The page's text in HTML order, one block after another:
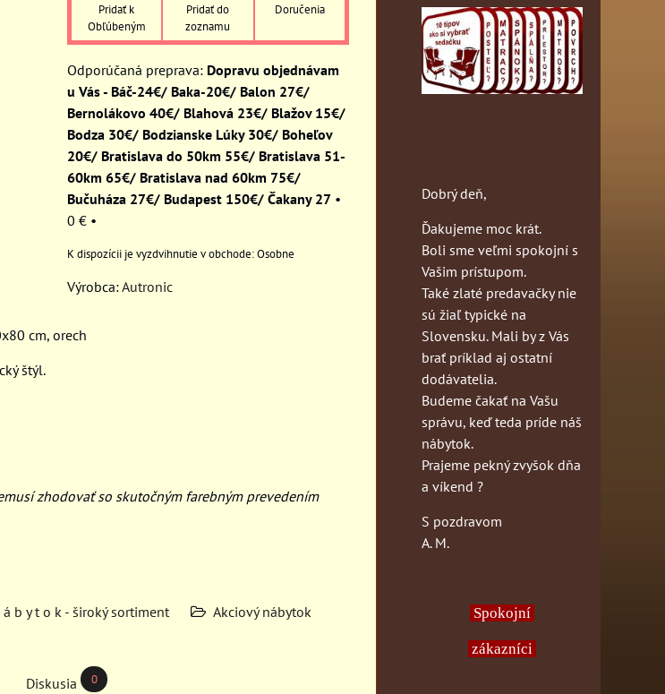
Pridať k
Obľúbeným
Pridať do
zoznamu
Doručenia
Dopravu objednávam
u Vás - Báč-24€/ Baka-20€/ Balon 27€/
Bernolákovo 40€/ Blahová 23€/ Blažov 15€/
Bodza 30€/ Bodzianske Lúky 30€/ Boheľov
20€/ Bratislava do 50km 55€/ Bratislava 51-
60km 65€/ Bratislava nad 60km 75€/
Bučuháza 27€/ Budapest 150€/ Čakany 27 •
0 € •
Osobne
Výrobca:Autronic
cm, orech
štýl.
zhodovať so skutočným farebným prevedením
á b y t o k - široký sortiment
Akciový nábytok
Diskusia 0
Dobrý deň,
Ďakujeme moc krát.
Boli sme veľmi spokojní s
Vašim prístupom.
Také zlaté predavačky nie
sú žiaľ typické na
Slovensku. Mali by z Vás
brať príklad aj ostatní
dodávatelia.
Budeme čakať na Vašu
správu, keď teda príde náš
nábytok.
Prajeme pekný zvyšok dňa
a víkend ?
S pozdravom
A. M.
Spokojní
zákazníci